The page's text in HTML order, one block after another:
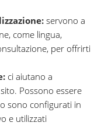
servono a
come lingua,
per offrirti
ci aiutano a
Possono essere
sono configurati in
e utilizzati